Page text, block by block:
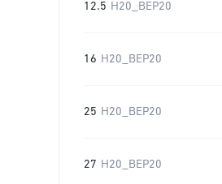
12.5 H20_BEP20
16 H20_BEP20
25 H20_BEP20
27 H20_BEP20